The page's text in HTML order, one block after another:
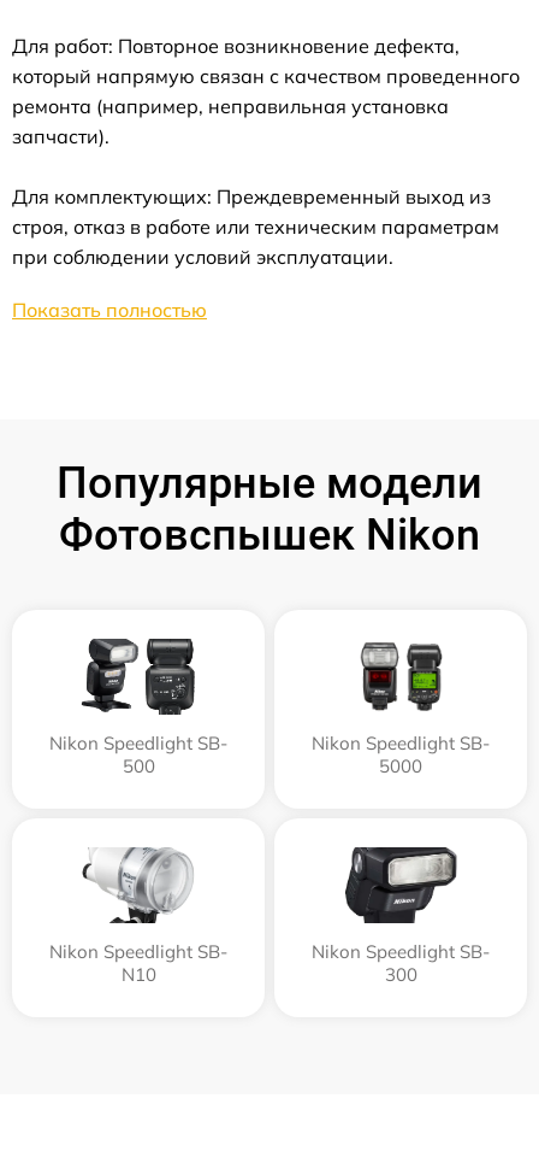
Для работ: Повторное возникновение дефекта,
который напрямую связан с качеством проведенного
ремонта (например, неправильная установка
запчасти).
Для комплектующих: Преждевременный выход из
строя, отказ в работе или техническим параметрам
при соблюдении условий эксплуатации.
Показать полностью
Популярные модели
Фотовспышек Nikon
Nikon Speedlight SB-
500
Nikon Speedlight SB-
5000
Nikon Speedlight SB-
N10
Nikon Speedlight SB-
300